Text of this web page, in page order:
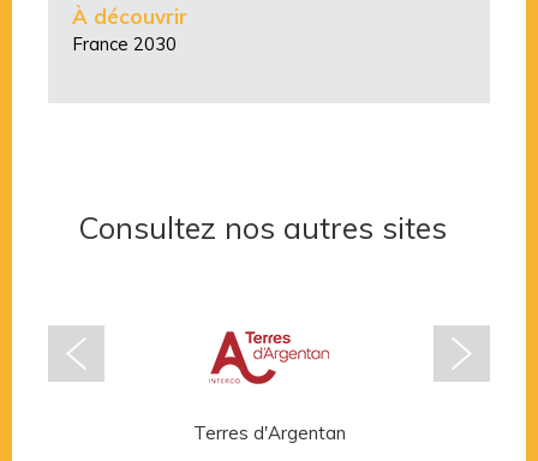
À découvrir
France 2030
Consultez nos autres sites
Terres d'Argentan